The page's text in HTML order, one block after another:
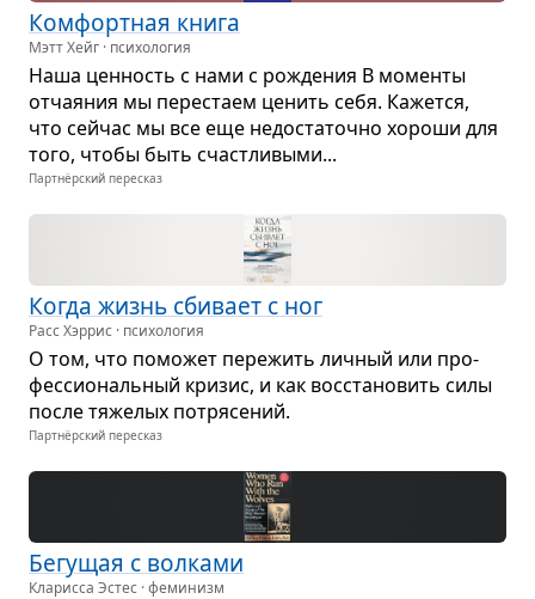
Ком­форт­ная книга
Мэтт Хейг · психология
Наша цен­ность с нами с рожде­ния В моменты
отча­я­ния мы пере­стаем ценить себя. Кажется,
что сейчас мы все еще недо­ста­точно хороши для
того, чтобы быть счаст­ли­выми...
Партнёрский пересказ
Когда жизнь сби­вает с ног
Расс Хэррис · психология
О том, что помо­жет пере­жить лич­ный или про­
фес­си­о­наль­ный кри­зис, и как вос­ста­но­вить силы
после тяже­лых потря­се­ний.
Партнёрский пересказ
Бегу­щая с вол­ками
Кларисса Эстес · феминизм